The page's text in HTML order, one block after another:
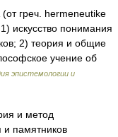
hermeneutike
искусство понимания
2) теория и общие
учение об
эпистемологии и
и метод
и памятников